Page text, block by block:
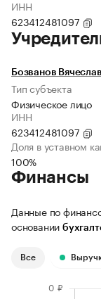
ИНН
623412481097
Бозванов
Тип субъекта
Физическое лицо
ИНН
623412481097
Доля в уставном
100%
Финансы
Данные по
основании
Все